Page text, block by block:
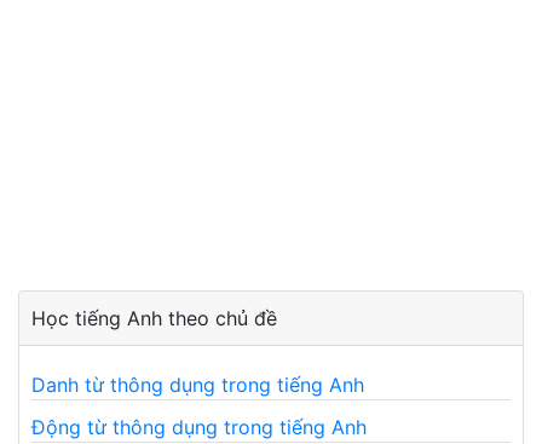
Học tiếng Anh theo chủ đề
Danh từ thông dụng trong tiếng Anh
Động từ thông dụng trong tiếng Anh